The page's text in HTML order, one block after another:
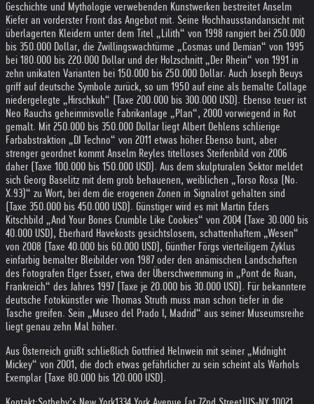
Geschichte und Mythologie verwebenden Kunstwerken bestreitet Anselm
Kiefer an vorderster Front das Angebot mit. Seine Hochhausstandansicht mit
überlagerten Kleidern unter dem Titel „Lilith“ von 1998 rangiert bei 250.000
bis 350.000 Dollar, die Zwillingswachtürme „Cosmas und Demian“ von 1995
bei 180.000 bis 220.000 Dollar und der Holzschnitt „Der Rhein“ von 1991 in
zehn unikaten Varianten bei 150.000 bis 250.000 Dollar. Auch Joseph Beuys
griff auf deutsche Symbole zurück, so um 1950 auf eine als bemalte Collage
niedergelegte „Hirschkuh“ (Taxe 200.000 bis 300.000 USD). Ebenso teuer ist
Neo Rauchs geheimnisvolle Fabrikanlage „Plan“, 2000 vorwiegend in Rot
gemalt. Mit 250.000 bis 350.000 Dollar liegt Albert Oehlens schlierige
Farbabstraktion „DJ Techno“ von 2011 etwas höher.Ebenso bunt, aber
strenger geordnet kommt Anselm Reyles titelloses Steifenbild von 2006
daher (Taxe 100.000 bis 150.000 USD). Aus dem skulpturalen Sektor meldet
sich Georg Baselitz mit dem grob behauenen, weiblichen „Torso Rosa (No.
X.93)“ zu Wort, bei dem die erogenen Zonen in Signalrot gehalten sind
(Taxe 350.000 bis 450.000 USD). Günstiger wird es mit Martin Eders
Kitschbild „And Your Bones Crumble Like Cookies“ von 2004 (Taxe 30.000 bis
40.000 USD), Eberhard Havekosts gesichtslosem, schattenhaftem „Wesen“
von 2008 (Taxe 40.000 bis 60.000 USD), Günther Förgs vierteiligem Zyklus
einfarbig bemalter Bleibilder von 1987 oder den anämischen Landschaften
des Fotografen Elger Esser, etwa der Überschwemmung in „Pont de Ruan,
Frankreich“ des Jahres 1997 (Taxe je 20.000 bis 30.000 USD). Für bekanntere
deutsche Fotokünstler wie Thomas Struth muss man schon tiefer in die
Tasche greifen. Sein „Museo del Prado I, Madrid“ aus seiner Museumsreihe
liegt genau zehn Mal höher.
Aus Österreich grüßt schließlich Gottfried Helnwein mit seiner „Midnight
Mickey“ von 2001, die doch etwas gefährlicher zu sein scheint als Warhols
Exemplar (Taxe 80.000 bis 120.000 USD).